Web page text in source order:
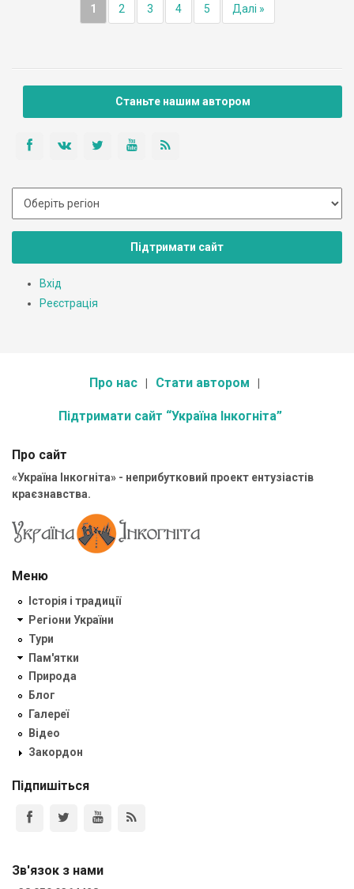
1 2 3 4 5 Далі »
Станьте нашим автором
Підтримати сайт
Вхід
Реєстрація
Про нас Стати автором
Підтримати сайт “Україна Інкогніта”
Про сайт
«Україна Інкогніта» - неприбутковий проект ентузіастів
краєзнавства.
Меню
Історія і традиції
Регіони України
Тури
Пам'ятки
Природа
Блог
Галереї
Відео
Закордон
Підпишіться
Зв'язок з нами